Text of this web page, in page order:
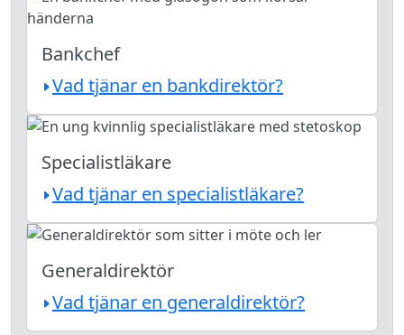
Bankchef
Vad tjänar en bankdirektör?
Specialistläkare
Vad tjänar en specialistläkare?
Generaldirektör
Vad tjänar en generaldirektör?